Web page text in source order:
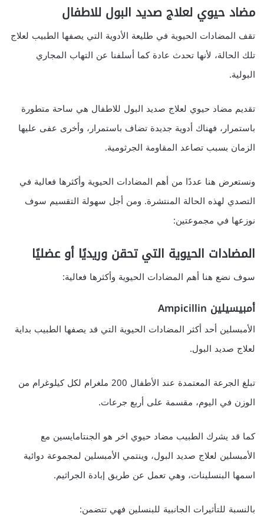
مضاد حيوي لعلاج صديد البول للاطفال
تقف المضادات الحيوية في طليعة الأدوية التي يصفها الطبيب لعلاج
تلك الحالة، لأنها تحدث عادة كما أسلفنا عن التهاب المجاري
البولية.
تقديم مضاد حيوي لعلاج صديد البول للاطفال هي ساحة متطورة
باستمرار، فهناك أدوية جديدة تضاف باستمرار، وأخرى عفى عليها
الزمان بسبب تصاعد المقاومة الجرثومية.
ونستعرض هنا عددًا من أهم المضادات الحيوية وأكثرها فعالية في
التصدي لهذه الحالة المنتشرة. ومن أجل سهولة التقسيم سوف
نوزعها في مجموعتين:
المضادات الحيوية التي تحقن وريديًا أو عضليًا
سوف نضع هنا أهم المضادات الحيوية وأكثرها فعالية:
أمبيسيلين Ampicillin
الأمبسلين أحد أكثر المضادات الحيوية التي قد يصفها الطبيب بداية
لعلاج صديد البول.
تبلغ الجرعة المعتمدة عند الأطفال 200 ملغرام لكل كيلوغرام من
الوزن في اليوم، مقسمة على أربع جرعات.
كما قد يشرك الطبيب مضاد حيوي اخر هو الجنتامايسين مع
الأمبسلين لعلاج صديد البول، وينتمي الأمبسلين لمجموعة دوائية
اسمها البنسلينات، وهي تعمل عن طريق إبادة الجراثيم.
بالنسبة للتأثيرات الجانبية للبنسلين فهي تتضمن: